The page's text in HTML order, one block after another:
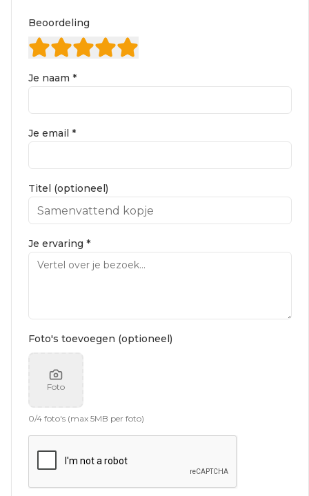
Beoordeling
Je naam *
Je email *
Titel (optioneel)
Je ervaring *
Foto's toevoegen (optioneel)
Foto
0/4 foto's (max 5MB per foto)